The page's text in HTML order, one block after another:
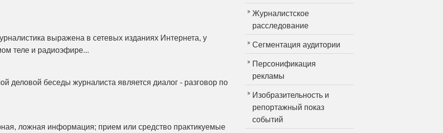
выражена в сетевых изданиях Интернета, у
теле и радиоэфире...
деловой беседы журналиста является диалог - разговор по
ложная информация; прием или средство практикуемые
Журналистское
расследование
Сегментация аудитории
Персонификация
рекламы
Изобразительность и
репортажный показ
событий